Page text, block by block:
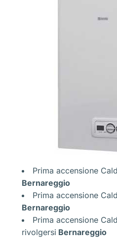
Prima accensione
Bernareggio
Prima accensione
Bernareggio
Prima accensione
rivolgersi Bernareggio